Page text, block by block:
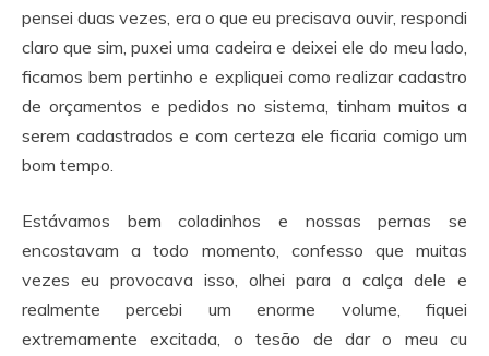
pensei duas vezes, era o que eu precisava ouvir, respondi
claro que sim, puxei uma cadeira e deixei ele do meu lado,
ficamos bem pertinho e expliquei como realizar cadastro
de orçamentos e pedidos no sistema, tinham muitos a
serem cadastrados e com certeza ele ficaria comigo um
bom tempo.
Estávamos bem coladinhos e nossas pernas se
encostavam a todo momento, confesso que muitas
vezes eu provocava isso, olhei para a calça dele e
realmente percebi um enorme volume, fiquei
extremamente excitada, o tesão de dar o meu cu